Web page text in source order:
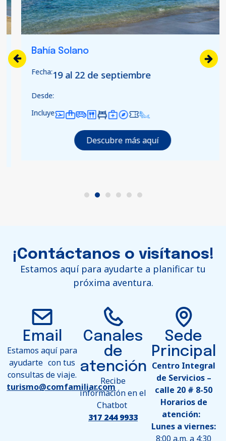
Bahía Solano
Fecha:19 al 22 de septiembre
Desde:
Incluye
Descubre más aquí
¡Contáctanos o visítanos!
Estamos aquí para ayudarte a planificar tu
próxima aventura.
Email
Estamos aquí para
ayudarte con tus
consultas de viaje.
turismo@comfamiliar.com
Canales
de
atención
Recibe
información en el
Chatbot
317 244 9933
Sede
Principal
Centro Integral
de Servicios –
calle 20 # 8-50
Horarios de
atención:
Lunes a viernes:
8:00 a.m. a 4:30